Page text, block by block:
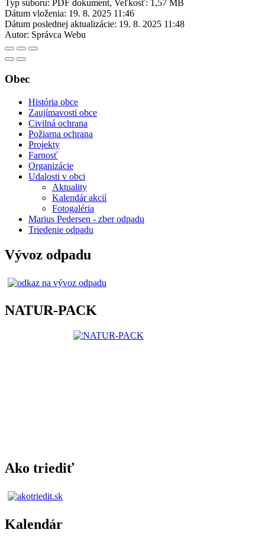
Typ súboru: PDF dokument, Veľkosť: 1,57 MB
Dátum vloženia: 19. 8. 2025 11:46
Dátum poslednej aktualizácie: 19. 8. 2025 11:48
Autor: Správca Webu
Obec
História obce
Zaujímavosti obce
Civilná ochrana
Požiarna ochrana
Projekty
Farnosť
Organizácie
Udalosti v obci
Aktuality
Kalendár akcií
Fotogaléria
Marius Pedersen - zber odpadu
Triedenie odpadu
Vývoz odpadu
NATUR-PACK
Ako triediť
Kalendár